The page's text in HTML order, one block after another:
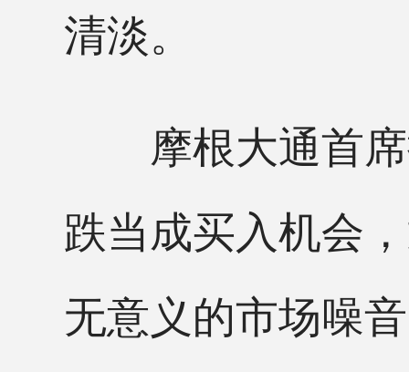
清淡。
摩根大通首席
跌当成买入机会
无意义的市场噪